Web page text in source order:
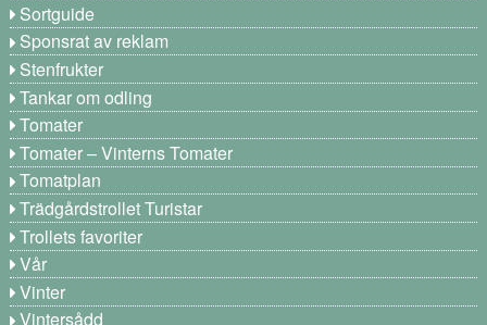
Sortguide
Sponsrat av reklam
Stenfrukter
Tankar om odling
Tomater
Tomater – Vinterns Tomater
Tomatplan
Trädgårdstrollet Turistar
Trollets favoriter
Vår
Vinter
Vintersådd